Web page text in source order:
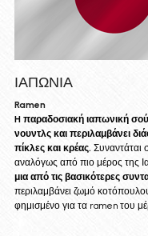
ΙΑΠΩΝΙΑ
Ramen
H παραδοσιακή ιαπωνική
νουντλς και περιλαμβάνει
πίκλες και κρέας. Συναντάται
αναλόγως από πιο μέρος της
μια από τις βασικότερες
περιλαμβάνει ζωμό
φημισμένο για τα ramen του